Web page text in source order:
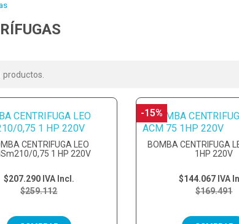
productos.
CENTRIFUGA LEO
0,75 1 HP 220V
$259.112
$207.290 IVA Incl.
BOMBA CENTRIFUGA
1HP 220V
$169.491
$144.067 IVA
-15%